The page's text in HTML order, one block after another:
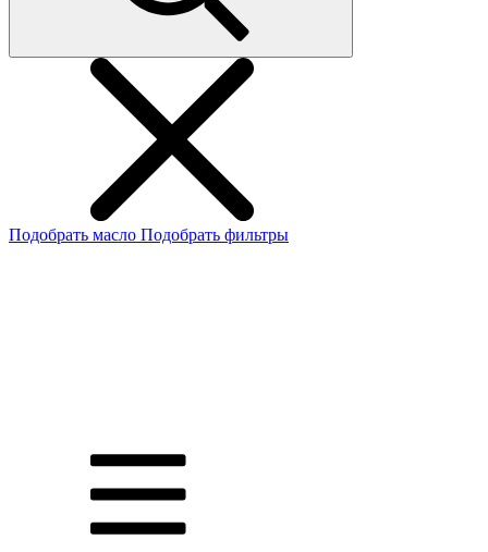
Подобрать масло Подобрать фильтры